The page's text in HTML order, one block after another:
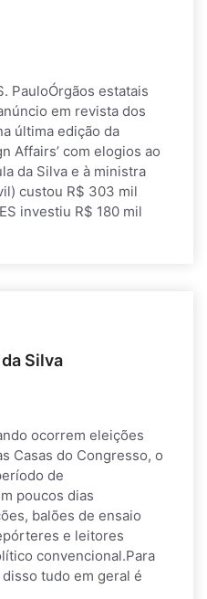
PauloÓrgãos estatais
em revista dos
última edição da
Affairs’ com elogios ao
da Silva e à ministra
custou R$ 303 mil
investiu R$ 180 mil
Silva
ocorrem eleições
Casas do Congresso, o
de
poucos dias
balões de ensaio
e leitores
convencional.Para
tudo em geral é